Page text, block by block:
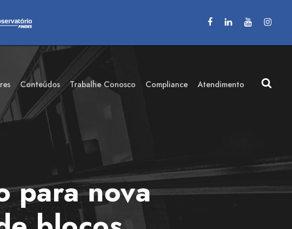
Conteúdos Trabalhe Conosco Compliance Atendimento
para nova